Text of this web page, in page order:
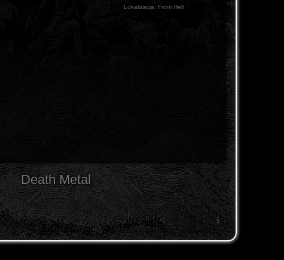
Lokalizacja: From Hell
Death Metal